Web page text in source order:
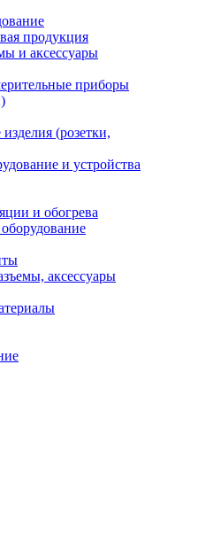
продукция
и аксессуары
приборы
(розетки,
и устройства
и обогрева
аксессуары